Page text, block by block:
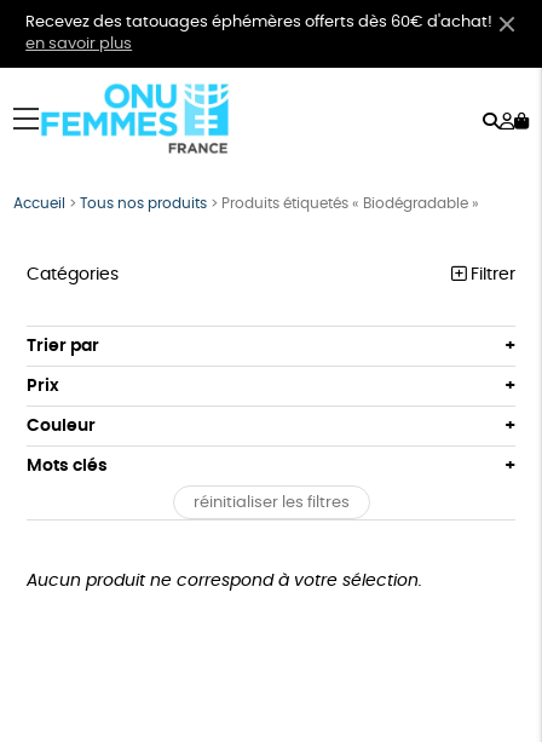
Recevez des tatouages éphémères offerts dès 60€ d'achat!
en savoir plus
menu
Accueil >Tous nos produits > Produits étiquetés « Biodégradable »
Catégories Filtrer
VÊTEMENTS
BIJOUX
BIEN-ÊTRE
ÉPICERIE
PAPETERIE
Trier par
Par défaut
Popularité
Prix : du - cher au + cher
Prix : du + cher au - cher
Prix
Tous
0 € - 50 €
Plus de 200€
Couleur
Orange
Mots clés
Cosme Bio Fabrication artisanale
réinitialiser les filtres
Aucun produit ne correspond à votre sélection.